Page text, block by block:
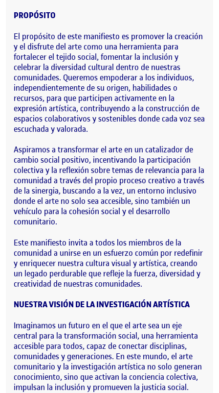
PROPÓSITO
El propósito de este manifiesto es promover la creación
y el disfrute del arte como una herramienta para
fortalecer el tejido social, fomentar la inclusión y
celebrar la diversidad cultural dentro de nuestras
comunidades. Queremos empoderar a los individuos,
independientemente de su origen, habilidades o
recursos, para que participen activamente en la
expresión artística, contribuyendo a la construcción de
espacios colaborativos y sostenibles donde cada voz sea
escuchada y valorada.
Aspiramos a transformar el arte en un catalizador de
cambio social positivo, incentivando la participación
colectiva y la reflexión sobre temas de relevancia para la
comunidad a través del propio proceso creativo a través
de la sinergia, buscando a la vez, un entorno inclusivo
donde el arte no solo sea accesible, sino también un
vehículo para la cohesión social y el desarrollo
comunitario.
Este manifiesto invita a todos los miembros de la
comunidad a unirse en un esfuerzo común por redefinir
y enriquecer nuestra cultura visual y artística, creando
un legado perdurable que refleje la fuerza, diversidad y
creatividad de nuestras comunidades.
NUESTRA VISIÓN DE LA INVESTIGACIÓN ARTÍSTICA
Imaginamos un futuro en el que el arte sea un eje
central para la transformación social, una herramienta
accesible para todos, capaz de conectar disciplinas,
comunidades y generaciones. En este mundo, el arte
comunitario y la investigación artística no solo generan
conocimiento, sino que activan la conciencia colectiva,
impulsan la inclusión y promueven la justicia social.